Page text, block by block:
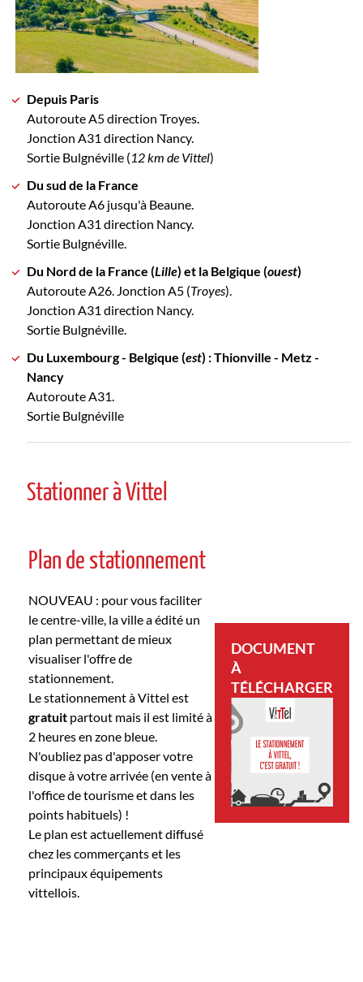
Depuis Paris
Autoroute A5 direction Troyes.
Jonction A31 direction Nancy.
Sortie Bulgnéville (12 km de Vittel)
Du sud de la France
Autoroute A6 jusqu'à Beaune.
Jonction A31 direction Nancy.
Sortie Bulgnéville.
Du Nord de la France (Lille) et la Belgique (ouest)
Autoroute A26. Jonction A5 (Troyes).
Jonction A31 direction Nancy.
Sortie Bulgnéville.
Du Luxembourg - Belgique (est) : Thionville - Metz -
Nancy
Autoroute A31.
Sortie Bulgnéville
Stationner à Vittel
Plan de stationnement
NOUVEAU : pour vous faciliter
le centre-ville, la ville a édité un
plan permettant de mieux
visualiser l'offre de
stationnement.
Le stationnement à Vittel est
gratuit partout mais il est limité à
2 heures en zone bleue.
N'oubliez pas d'apposer votre
disque à votre arrivée (en vente à
l'office de tourisme et dans les
points habituels) !
Le plan est actuellement diffusé
chez les commerçants et les
principaux équipements
vittellois.
DOCUMENT
À
TÉLÉCHARGER